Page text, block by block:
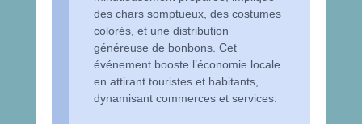
des chars somptueux, des costumes
colorés, et une distribution
généreuse de bonbons. Cet
événement booste l’économie locale
en attirant touristes et habitants,
dynamisant commerces et services.